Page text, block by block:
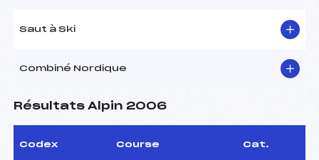
Saut à Ski
Combiné Nordique
Résultats Alpin 2006
Codex Course Cat.